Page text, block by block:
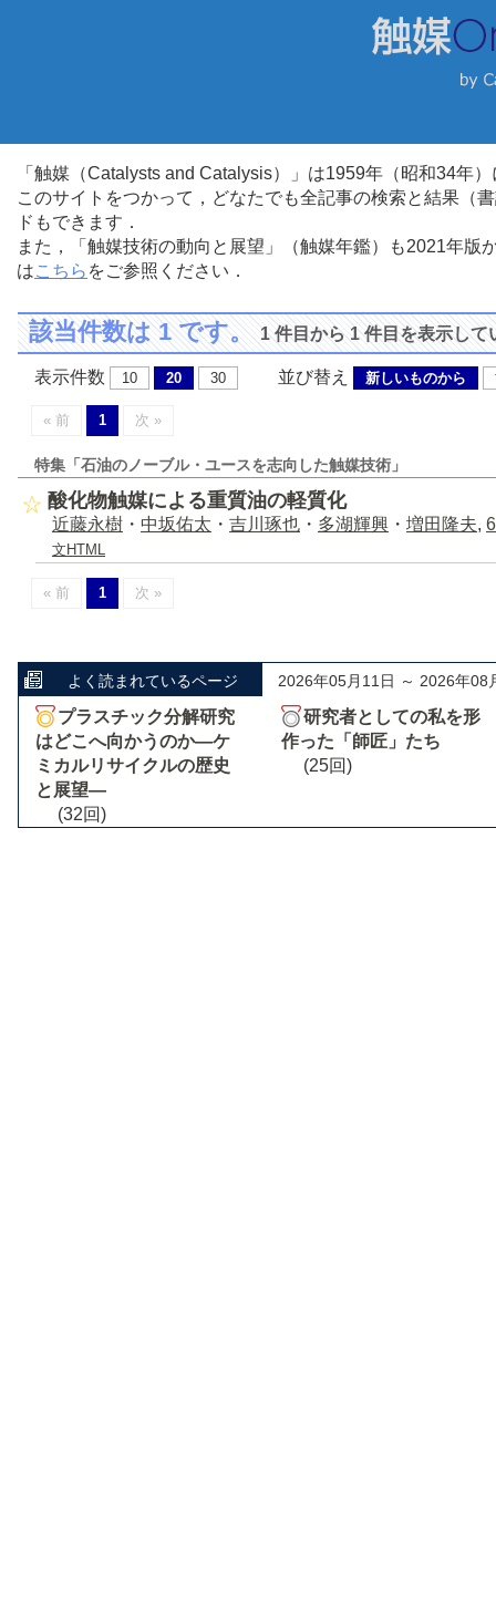
「触媒（Catalysts and Catalysis）」は1959年（昭和34年
このサイトをつかって，どなたでも全記事の検索と結果（
ドもできます．
また，「触媒技術の動向と展望」（触媒年鑑）も2021年
はこちら をご参照ください．
該当件数は 1 です。1 件目から 1 件目を表示して
表示件数 10 20 30 並び替え 新しいものから
« 前 1 次 »
特集「石油のノーブル・ユースを志向した触媒技術」
酸化物触媒による重質油の軽質化
近藤永樹 ・ 中坂佑太 ・ 吉川琢也 ・ 多湖輝興 ・ 増田隆夫,
文HTML
« 前 1 次 »
よく読まれているページ 2026年05月11日 ～ 2026年08
プラスチック分解研究
はどこへ向かうのか―ケ
ミカルリサイクルの歴史
と展望―
(32回)
研究者としての私を形
作った「師匠」たち
(25回)